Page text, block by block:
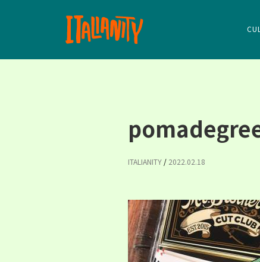
ITALIANITY / 2022.02.18